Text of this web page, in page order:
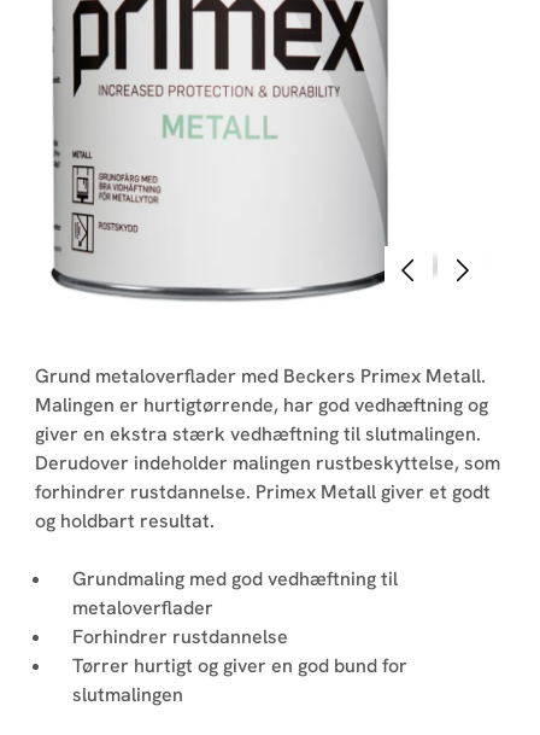
ForrigeNæste
Grund metaloverflader med Beckers Primex Metall.
Malingen er hurtigtørrende, har god vedhæftning og
giver en ekstra stærk vedhæftning til slutmalingen.
Derudover indeholder malingen rustbeskyttelse, som
forhindrer rustdannelse. Primex Metall giver et godt
og holdbart resultat.
Grundmaling med god vedhæftning til
metaloverflader
Forhindrer rustdannelse
Tørrer hurtigt og giver en god bund for
slutmalingen